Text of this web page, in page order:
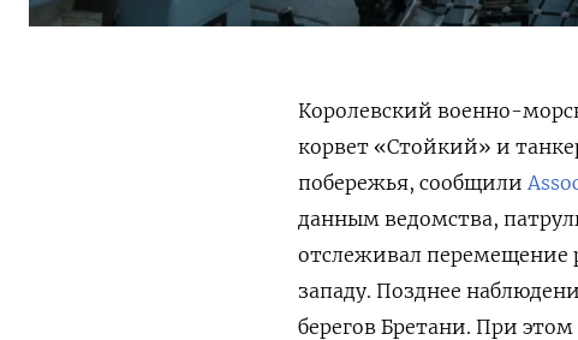
Королевский военно-
корвет «Стойкий» и
побережья, сообщили
данным ведомства,
отслеживал перемещение
западу. Позднее
берегов Бретани. При этом